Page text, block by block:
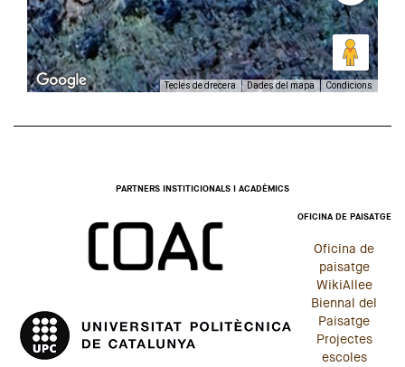
Tecles de drecera Dades del mapa Condicions
PARTNERS INSTITICIONALS I ACADÈMICS
OFICINA DE PAISATGE
Oficina de
paisatge
WikiAllee
Biennal del
Paisatge
Projectes
escoles